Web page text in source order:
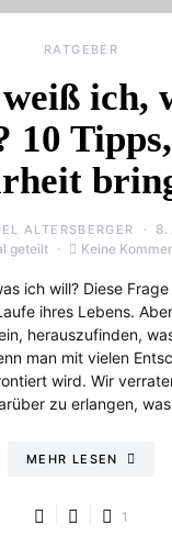
RATGEBER
ich,
10
ALTERSBERGER
8.
geteilt
Keine
ich will? Diese
ihres Lebens.
herauszufinden,
man mit vielen
wird. Wir
zu erlangen,
MEHR LESEN
1